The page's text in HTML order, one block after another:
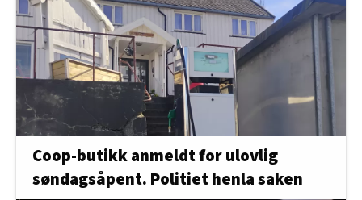
Coop-butikk anmeldt for ulovlig
søndagsåpent. Politiet henla saken